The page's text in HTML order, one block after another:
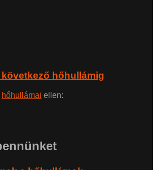
következő hőhullámig
hőhullámai ellen: